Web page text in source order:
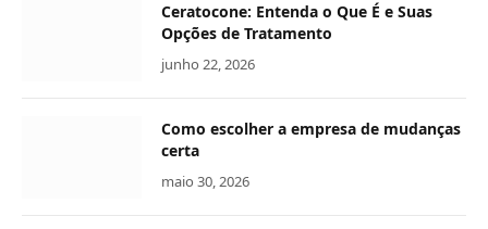
Ceratocone: Entenda o Que É e Suas
Opções de Tratamento
junho 22, 2026
Como escolher a empresa de mudanças
certa
maio 30, 2026